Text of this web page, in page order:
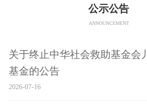
公示公告
ANNOUNCEMENT
关于终止中华社会救助基金会
基金的公告
2026-07-16